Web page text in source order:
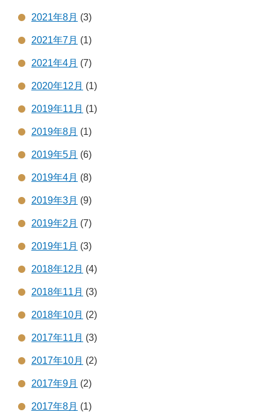
2021年8月 (3)
2021年7月 (1)
2021年4月 (7)
2020年12月 (1)
2019年11月 (1)
2019年8月 (1)
2019年5月 (6)
2019年4月 (8)
2019年3月 (9)
2019年2月 (7)
2019年1月 (3)
2018年12月 (4)
2018年11月 (3)
2018年10月 (2)
2017年11月 (3)
2017年10月 (2)
2017年9月 (2)
2017年8月 (1)